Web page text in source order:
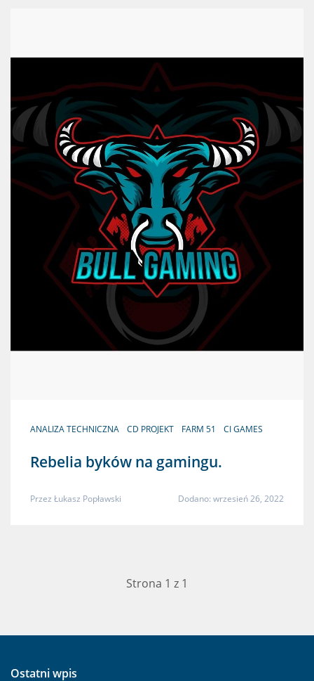
ANALIZA TECHNICZNA CD PROJEKT FARM 51 CI GAMES
Rebelia byków na gamingu.
Przez Łukasz Popławski Dodano: wrzesień 26, 2022
Strona 1 z 1
Ostatni wpis